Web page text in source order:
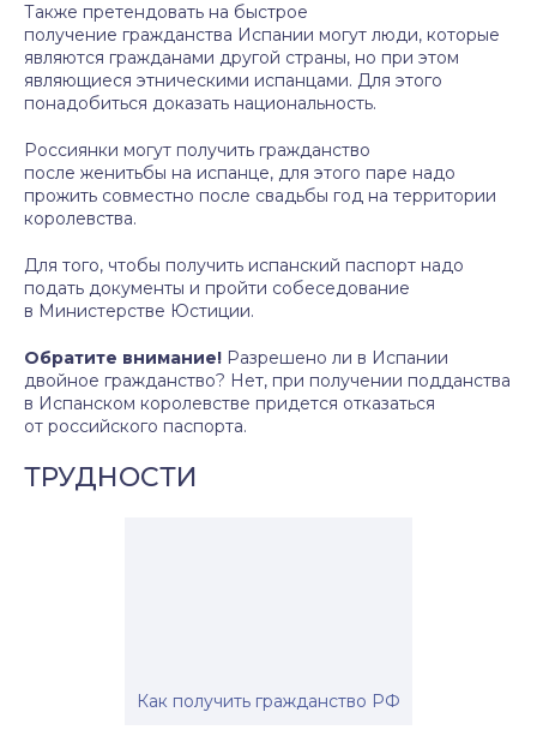
Также претендовать на быстрое
получение гражданства Испании могут люди, которые
являются гражданами другой страны, но при этом
являющиеся этническими испанцами. Для этого
понадобиться доказать национальность.
Россиянки могут получить гражданство
после женитьбы на испанце, для этого паре надо
прожить совместно после свадьбы год на территории
королевства.
Для того, чтобы получить испанский паспорт надо
подать документы и пройти собеседование
в Министерстве Юстиции.
Обратите внимание! Разрешено ли в Испании
двойное гражданство? Нет, при получении подданства
в Испанском королевстве придется отказаться
от российского паспорта.
ТРУДНОСТИ
Как получить гражданство РФ